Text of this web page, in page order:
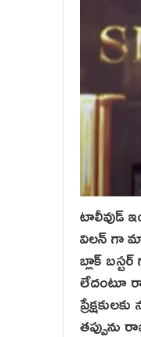
టాలీవుడ్
విలన్ గా
బ్లాక్
లేదంటూ
తప్పును